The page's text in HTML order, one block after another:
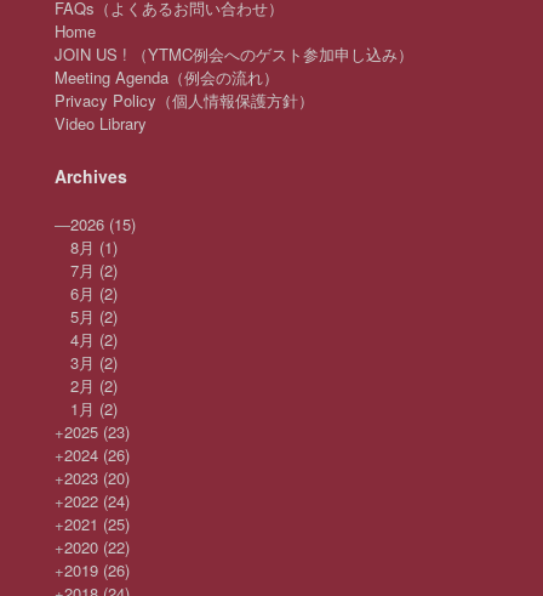
FAQs（よくあるお問い合わせ）
Home
JOIN US ! （YTMC例会へのゲスト参加申し込み）
Meeting Agenda（例会の流れ）
Privacy Policy（個人情報保護方針）
Video Library
Archives
—2026 (15)
8月 (1)
7月 (2)
6月 (2)
5月 (2)
4月 (2)
3月 (2)
2月 (2)
1月 (2)
+2025 (23)
+2024 (26)
+2023 (20)
+2022 (24)
+2021 (25)
+2020 (22)
+2019 (26)